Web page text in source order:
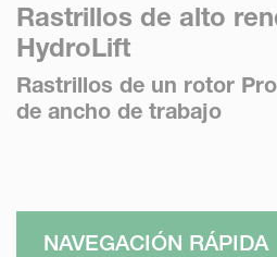
Rastrillos de alto
HydroLift
Rastrillos de un rotor
de ancho de trabajo
NAVEGACIÓN RÁPIDA